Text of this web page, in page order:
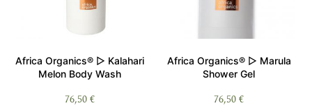
Africa Organics® ▷ Kalahari
Melon Body Wash
76,50€
Africa Organics® ▷ Marula
Shower Gel
76,50€